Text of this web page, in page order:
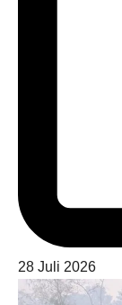
28 Juli 2026